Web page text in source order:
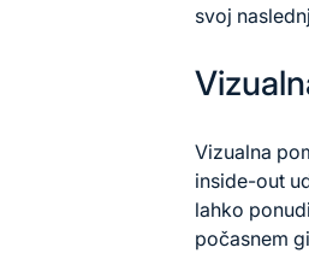
svoj
Vizualna
inside-out
lahko
počasnem